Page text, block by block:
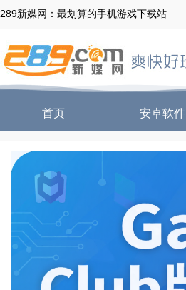
289新媒网：最划算的手机游戏下载站
首页 安卓软件